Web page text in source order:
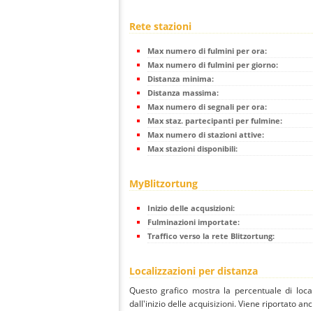
Rete stazioni
Max numero di fulmini per ora:
Max numero di fulmini per giorno:
Distanza minima:
Distanza massima:
Max numero di segnali per ora:
Max staz. partecipanti per fulmine:
Max numero di stazioni attive:
Max stazioni disponibili:
MyBlitzortung
Inizio delle acqusizioni:
Fulminazioni importate:
Traffico verso la rete Blitzortung:
Localizzazioni per distanza
Questo grafico mostra la percentuale di
dall'inizio delle acquisizioni. Viene riportato